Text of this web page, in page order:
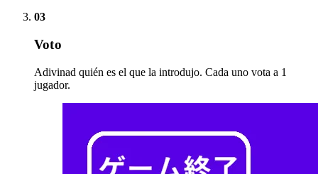
03
Voto
Adivinad quién es el que la introdujo. Cada uno vota a 1
jugador.